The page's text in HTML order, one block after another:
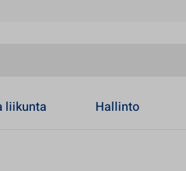
liikunta Hallinto